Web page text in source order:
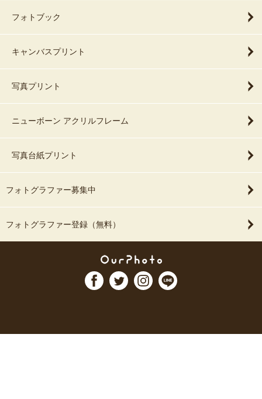
フォトブック
キャンバスプリント
写真プリント
ニューボーン アクリルフレーム
写真台紙プリント
フォトグラファー募集中
フォトグラファー登録（無料）